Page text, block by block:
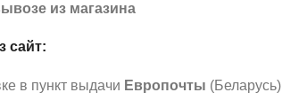
из магазина
сайт:
в пункт выдачи Европочты (Беларусь)